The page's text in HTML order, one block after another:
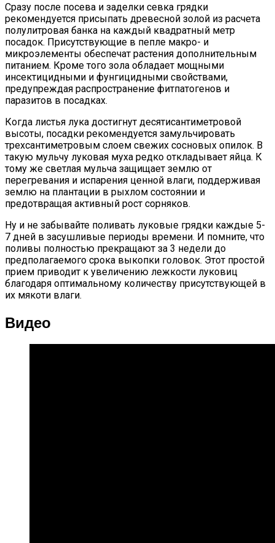
Сразу после посева и заделки севка грядки
рекомендуется присыпать древесной золой из расчета
полулитровая банка на каждый квадратный метр
посадок. Присутствующие в пепле макро- и
микроэлементы обеспечат растения дополнительным
питанием. Кроме того зола обладает мощными
инсектицидными и фунгицидными свойствами,
предупреждая распространение фитпатогенов и
паразитов в посадках.
Когда листья лука достигнут десятисантиметровой
высоты, посадки рекомендуется замульчировать
трехсантиметровым слоем свежих сосновых опилок. В
такую мульчу луковая муха редко откладывает яйца. К
тому же светлая мульча защищает землю от
перегревания и испарения ценной влаги, поддерживая
землю на плантации в рыхлом состоянии и
предотвращая активный рост сорняков.
Ну и не забывайте поливать луковые грядки каждые 5-
7 дней в засушливые периоды времени. И помните, что
поливы полностью прекращают за 3 недели до
предполагаемого срока выкопки головок. Этот простой
прием приводит к увеличению лежкости луковиц
благодаря оптимальному количеству присутствующей в
их мякоти влаги.
Видео